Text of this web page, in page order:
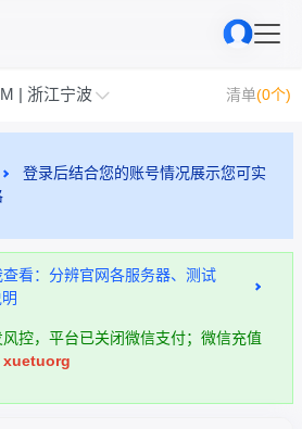
| 浙江宁波 清单(0个)
登录后结合您的账号情况展示您可实
查看：分辨官网各服务器、测试
控，平台已关闭微信支付；微信充值
xuetuorg